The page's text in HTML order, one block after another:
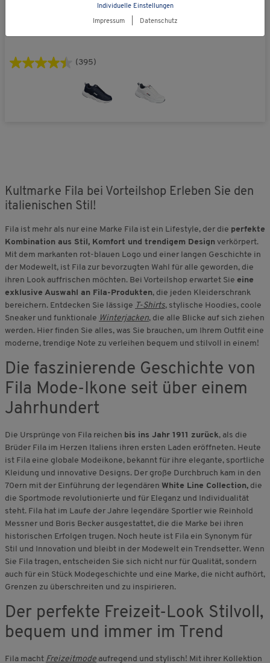
(395)
Kultmarke Fila bei Vorteilshop Erleben Sie den
italienischen Stil!
Fila ist mehr als nur eine Marke Fila ist ein Lifestyle, der die perfekte
Kombination aus Stil, Komfort und trendigem Design verkörpert.
Mit dem markanten rot-blauen Logo und einer langen Geschichte in
der Modewelt, ist Fila zur bevorzugten Wahl für alle geworden, die
ihren Look auffrischen möchten. Bei Vorteilshop erwartet Sie eine
exklusive Auswahl an Fila-Produkten, die jeden Kleiderschrank
bereichern. Entdecken Sie lässige T-Shirts, stylische Hoodies, coole
Sneaker und funktionale Winterjacken, die alle Blicke auf sich ziehen
werden. Hier finden Sie alles, was Sie brauchen, um Ihrem Outfit eine
moderne, trendige Note zu verleihen bequem und stilvoll in einem!
Die faszinierende Geschichte von
Fila Mode-Ikone seit über einem
Jahrhundert
Die Ursprünge von Fila reichen bis ins Jahr 1911 zurück, als die
Brüder Fila im Herzen Italiens ihren ersten Laden eröffneten. Heute
ist Fila eine globale Modeikone, bekannt für ihre elegante, sportliche
Kleidung und innovative Designs. Der große Durchbruch kam in den
70ern mit der Einführung der legendären White Line Collection, die
die Sportmode revolutionierte und für Eleganz und Individualität
steht. Fila hat im Laufe der Jahre legendäre Sportler wie Reinhold
Messner und Boris Becker ausgestattet, die die Marke bei ihren
historischen Erfolgen trugen. Noch heute ist Fila ein Synonym für
Stil und Innovation und bleibt in der Modewelt ein Trendsetter. Wenn
Sie Fila tragen, entscheiden Sie sich nicht nur für Qualität, sondern
auch für ein Stück Modegeschichte und eine Marke, die nicht aufhört,
Grenzen zu überschreiten und zu inspirieren.
Der perfekte Freizeit-Look Stilvoll,
bequem und immer im Trend
Fila macht Freizeitmode aufregend und stylisch! Mit ihrer Kollektion
Individuelle Einstellungen
Impressum Datenschutz